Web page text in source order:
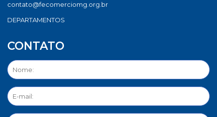
contato@fecomerciomg.org.br
DEPARTAMENTOS
CONTATO